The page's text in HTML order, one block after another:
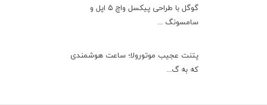
گوگل با طراحی پیکسل واچ ۵ اپل و
سامسونگ ...
پتنت عجیب موتورولا؛ ساعت هوشمندی
که به گ...